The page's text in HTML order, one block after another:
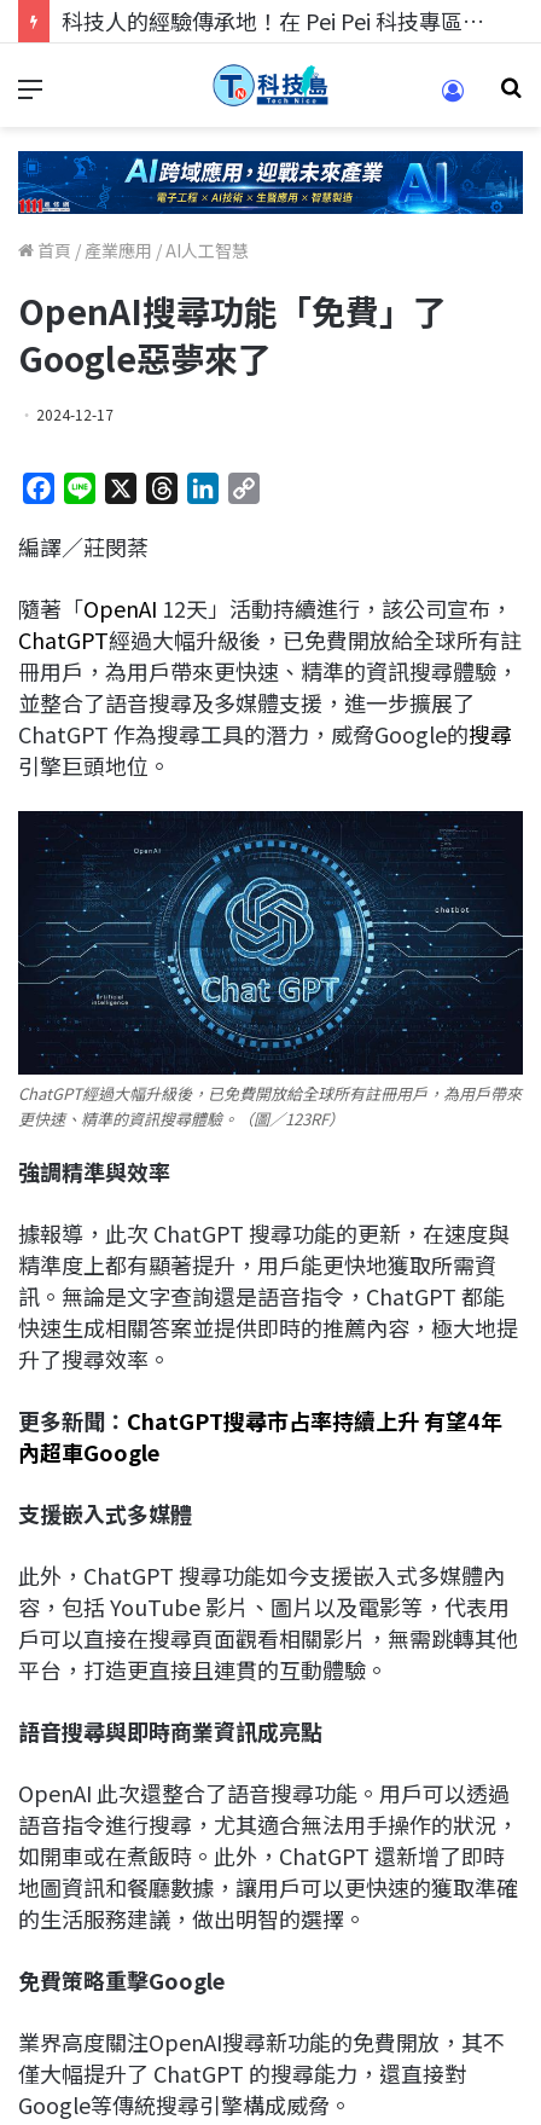
科技人的經驗傳承地！在 Pei Pei 科技專區，與學弟妹交流最硬核的技術
首頁 / 產業應用 /AI人工智慧
OpenAI搜尋功能「免費」了
Google惡夢來了
2024-12-17
c
b
o
o
k
n
a
d
s
d
I
n
L
n
k
編譯／莊閔棻
隨著「OpenAI 12天」活動持續進行，該公司宣布，
ChatGPT經過大幅升級後，已免費開放給全球所有註
冊用戶，為用戶帶來更快速、精準的資訊搜尋體驗，
並整合了語音搜尋及多媒體支援，進一步擴展了
ChatGPT 作為搜尋工具的潛力，威脅Google的搜尋
引擎巨頭地位。
ChatGPT經過大幅升級後，已免費開放給全球所有註冊用戶，為用戶帶來
更快速、精準的資訊搜尋體驗。（圖／123RF）
強調精準與效率
據報導，此次 ChatGPT 搜尋功能的更新，在速度與
精準度上都有顯著提升，用戶能更快地獲取所需資
訊。無論是文字查詢還是語音指令，ChatGPT 都能
快速生成相關答案並提供即時的推薦內容，極大地提
升了搜尋效率。
更多新聞： ChatGPT搜尋市占率持續上升 有望4年
內超車Google
支援嵌入式多媒體
此外，ChatGPT 搜尋功能如今支援嵌入式多媒體內
容，包括 YouTube 影片、圖片以及電影等，代表用
戶可以直接在搜尋頁面觀看相關影片，無需跳轉其他
平台，打造更直接且連貫的互動體驗。
語音搜尋與即時商業資訊成亮點
OpenAI 此次還整合了語音搜尋功能。用戶可以透過
語音指令進行搜尋，尤其適合無法用手操作的狀況，
如開車或在煮飯時。此外，ChatGPT 還新增了即時
地圖資訊和餐廳數據，讓用戶可以更快速的獲取準確
的生活服務建議，做出明智的選擇。
免費策略重擊Google
業界高度關注OpenAI搜尋新功能的免費開放，其不
僅大幅提升了 ChatGPT 的搜尋能力，還直接對
Google等傳統搜尋引擎構成威脅。